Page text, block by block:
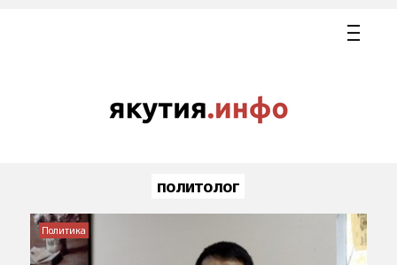
политолог
Политика